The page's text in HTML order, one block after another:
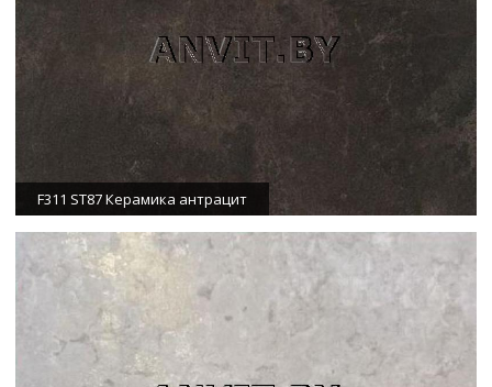
F311 ST87 Керамика антрацит